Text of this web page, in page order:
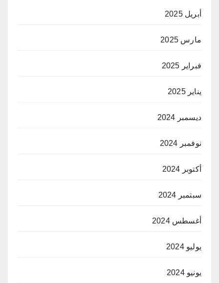
أبريل 2025
مارس 2025
فبراير 2025
يناير 2025
ديسمبر 2024
نوفمبر 2024
أكتوبر 2024
سبتمبر 2024
أغسطس 2024
يوليو 2024
يونيو 2024